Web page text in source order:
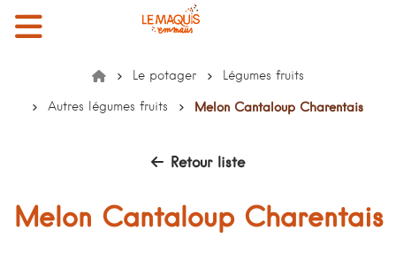
Le potager Légumes fruits
Autres légumes fruits Melon Cantaloup Charentais
Retour liste
Melon Cantaloup Charentais